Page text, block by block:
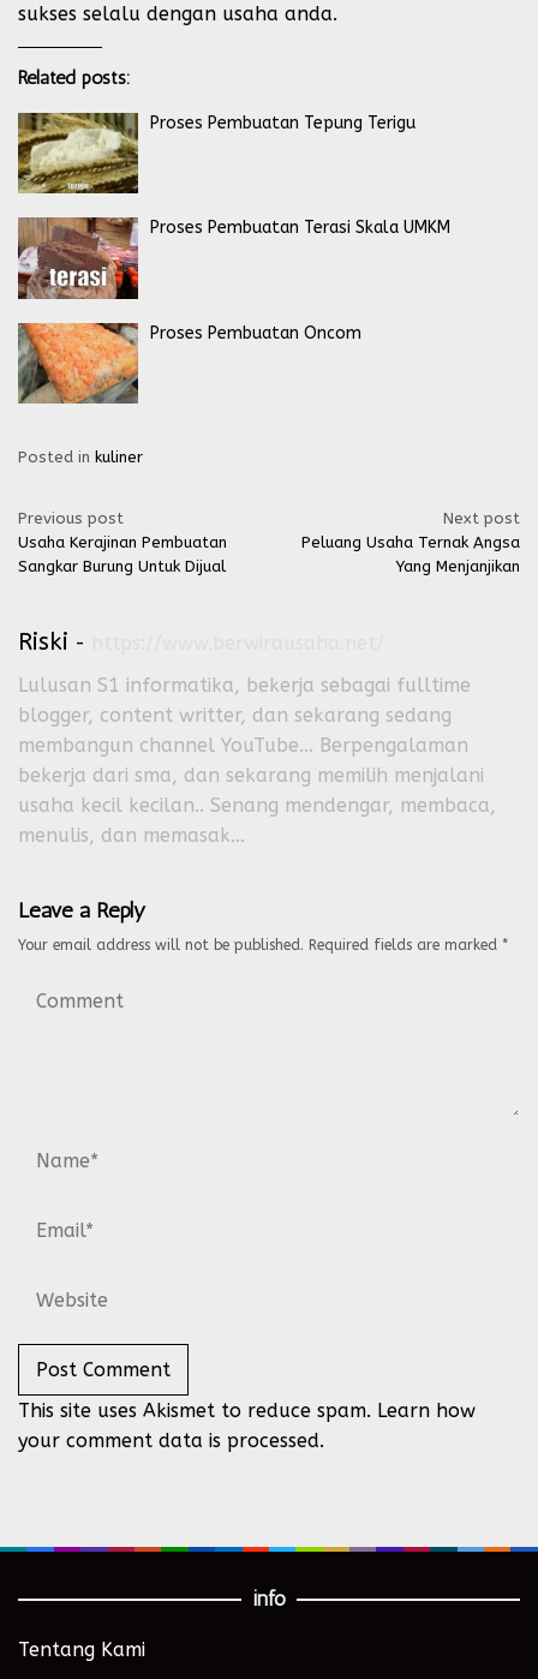
sukses selalu dengan usaha anda.
Related posts:
Proses Pembuatan Tepung Terigu
Proses Pembuatan Terasi Skala UMKM
Proses Pembuatan Oncom
Posted in kuliner
Post
navigation
Previous post
Usaha Kerajinan Pembuatan
Sangkar Burung Untuk Dijual
Next post
Peluang Usaha Ternak Angsa
Yang Menjanjikan
Riski -
Lulusan S1 informatika, bekerja sebagai fulltime
blogger, content writter, dan sekarang sedang
membangun channel YouTube... Berpengalaman
bekerja dari sma, dan sekarang memilih menjalani
usaha kecil kecilan.. Senang mendengar, membaca,
menulis, dan memasak...
Leave a Reply
Your email address will not be published. Required fields are marked *
This site uses Akismet to reduce spam. Learn how
your comment data is processed.
info
Tentang Kami